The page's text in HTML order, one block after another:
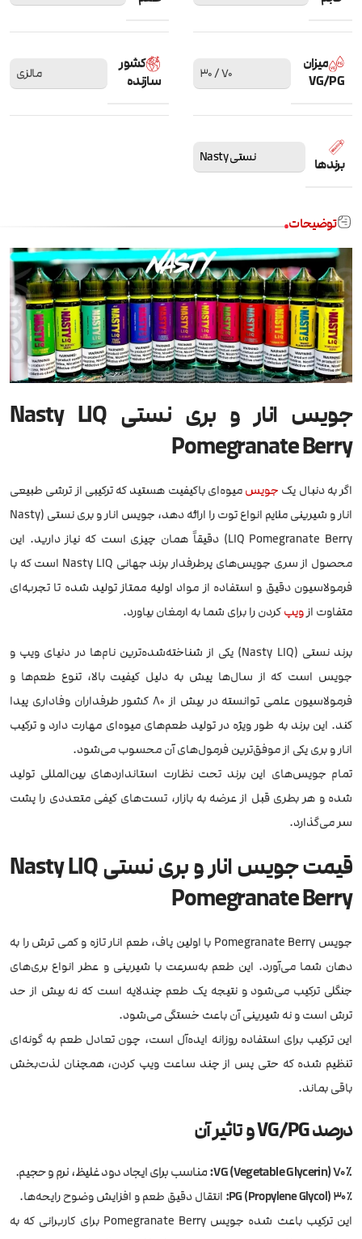
میزان
VG/PG
70 / 30
کشور
سازنده
مالزی
برندها نستی Nasty
توضیحات
جویس انار و بری نستی Nasty LIQ
Pomegranate Berry
اگر به دنبال یک جویسمیوه‌ای باکیفیت هستید که ترکیبی از ترشی طبیعی
انار و شیرینی ملایم انواع توت را ارائه دهد، جویس انار و بری نستی (Nasty
LIQ Pomegranate Berry) دقیقاً همان چیزی است که نیاز دارید. این
محصول از سری جویس‌های پرطرفدار برند جهانی Nasty LIQ است که با
فرمولاسیون دقیق و استفاده از مواد اولیه ممتاز تولید شده تا تجربه‌ای
متفاوت ازویپکردن را برای شما به ارمغان بیاورد.
برند نستی (Nasty LIQ) یکی از شناخته‌شده‌ترین نام‌ها در دنیای ویپ و
جویس است که از سال‌ها پیش به دلیل کیفیت بالا، تنوع طعم‌ها و
فرمولاسیون علمی توانسته در بیش از ۸۰ کشور طرفداران وفاداری پیدا
کند. این برند به طور ویژه در تولید طعم‌های میوه‌ای مهارت دارد و ترکیب
انار و بری یکی از موفق‌ترین فرمول‌های آن محسوب می‌شود.
تمام جویس‌های این برند تحت نظارت استانداردهای بین‌المللی تولید
شده و هر بطری قبل از عرضه به بازار، تست‌های کیفی متعددی را پشت
سر می‌گذارد.
قیمت جویس انار و بری نستی Nasty LIQ
Pomegranate Berry
جویس Pomegranate Berry با اولین پاف، طعم انار تازه و کمی ترش را به
دهان شما می‌آورد. این طعم به‌سرعت با شیرینی و عطر انواع بری‌های
جنگلی ترکیب می‌شود و نتیجه یک طعم چندلایه است که نه بیش از حد
ترش است و نه شیرینی آن باعث خستگی می‌شود.
این ترکیب برای استفاده روزانه ایده‌آل است، چون تعادل طعم به گونه‌ای
تنظیم شده که حتی پس از چند ساعت ویپ کردن، همچنان لذت‌بخش
باقی بماند.
درصد VG/PG و تاثیر آن
۷۰٪ VG (Vegetable Glycerin): مناسب برای ایجاد دود غلیظ، نرم و حجیم.
۳۰٪ PG (Propylene Glycol):
انتقال دقیق طعم و افزایش وضوح رایحه‌ها.
این ترکیب باعث شده جویس Pomegranate Berry برای کاربرانی که به